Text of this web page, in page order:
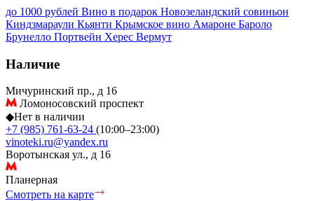
до 1000 рублей Вино в подарок Новозеландский совиньон
Киндзмараули Кьянти Крымское вино Амароне Бароло
Брунелло Портвейн Херес Вермут
Наличие
Мичуринский пр., д 16
Ломоносовский проспект
◆Нет в наличии
+7 (985) 761-63-24 (10:00–23:00)
vinoteki.ru@yandex.ru
Воротынская ул., д 16
Планерная
Смотреть на карте